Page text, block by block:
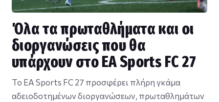
Όλα τα πρωταθλήματα και οι
διοργανώσεις που θα
υπάρχουν στο EA Sports FC 27
Το EA Sports FC 27 προσφέρει πλήρη γκάμα
αδειοδοτημένων διοργανώσεων, πρωταθλημάτων